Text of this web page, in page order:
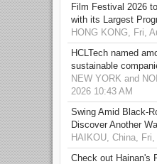
Film Festival 2026
with its Largest
HONG KONG, Fri,
HCLTech named
sustainable
NEW YORK and
2026 10:43 AM
Swing Amid
Discover Another
HAIKOU, China,
Check out Hainan's